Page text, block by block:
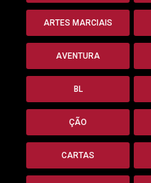
ARTES MARCIAIS
AVENTURA
BL
ÇÃO
CARTAS